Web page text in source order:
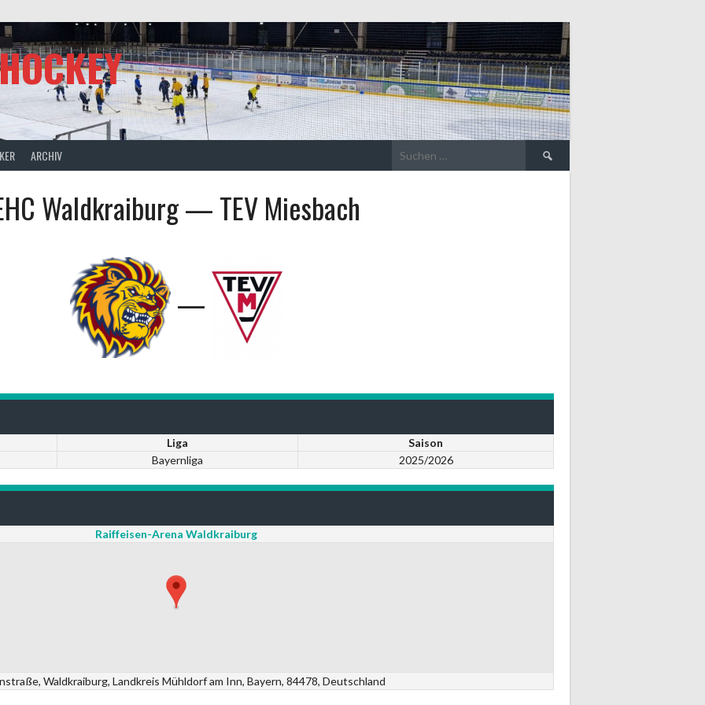
ARCHIV
Suche
nach:
Waldkraiburg — TEV Miesbach
—
Liga
Saison
Bayernliga 2025/2026
Raiffeisen-Arena Waldkraiburg
Waldkraiburg, Landkreis Mühldorf am Inn, Bayern, 84478, Deutschland